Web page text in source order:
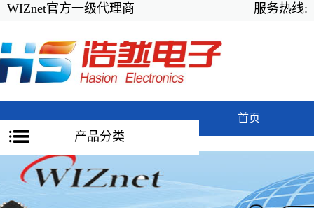
WIZnet官方一级代理商 服务热线:
产品分类
首页